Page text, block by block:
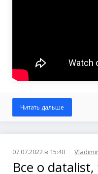
Читать дальше
07.07.2022 в 15:40
Все о